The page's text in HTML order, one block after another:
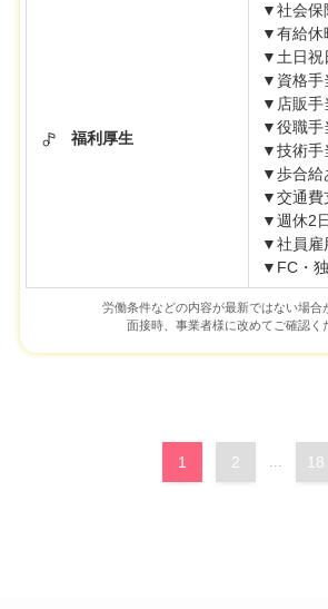
福利厚生
▼社会保
▼有給休
▼土日祝
▼資格手
▼店販手
▼役職手
▼技術手
▼歩合給
▼交通費
▼週休2
▼社員雇
▼FC・
労働条件などの内容が最新ではない場合
面接時、事業者様に改めてご確認く
1 2 ... 18